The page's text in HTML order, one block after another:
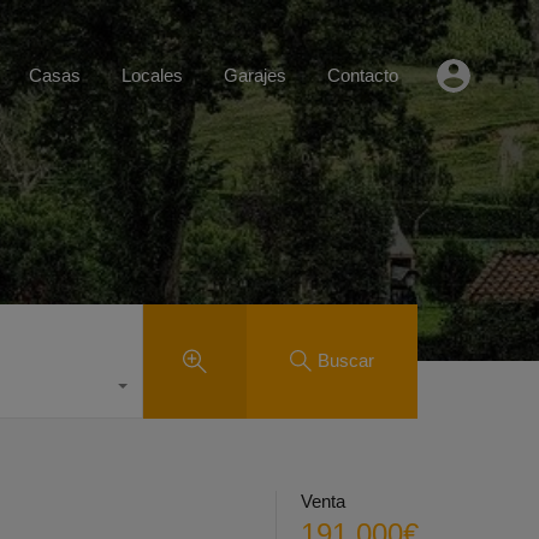
Casas Locales Garajes Contacto
Buscar
Venta